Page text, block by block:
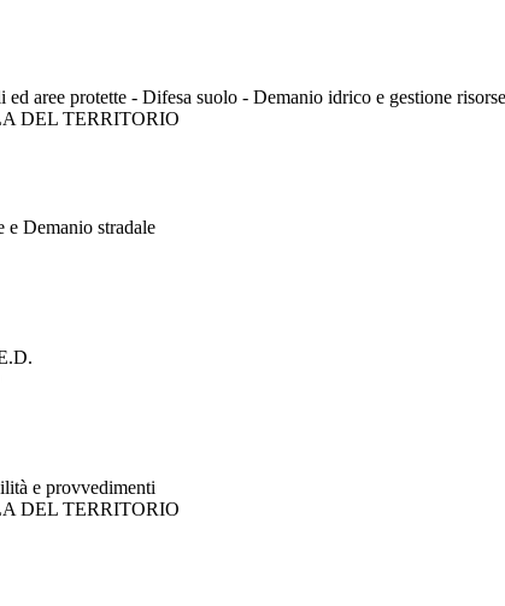
aree protette - Difesa suolo - Demanio idrico e gestione
DEL TERRITORIO
e Demanio stradale
e provvedimenti
DEL TERRITORIO